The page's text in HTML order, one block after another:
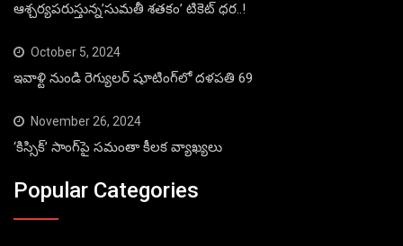
ఆశ్చర్యపరుస్తున్న’సుమతీ శతకం’ టికెట్ ధర..!
October 5, 2024
ఇవాళ్టి నుండి రెగ్యులర్ షూటింగ్‌లో దళపతి 69
November 26, 2024
‘కిస్సిక్’ సాంగ్‌పై సమంతా కీలక వ్యాఖ్యలు
Popular Categories